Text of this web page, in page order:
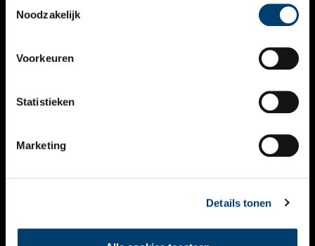
Noodzakelijk
Voorkeuren
Statistieken
Marketing
Details tonen
VERHALEN
KALENDER
THEMA’S
VIDEO’S
CONTACT